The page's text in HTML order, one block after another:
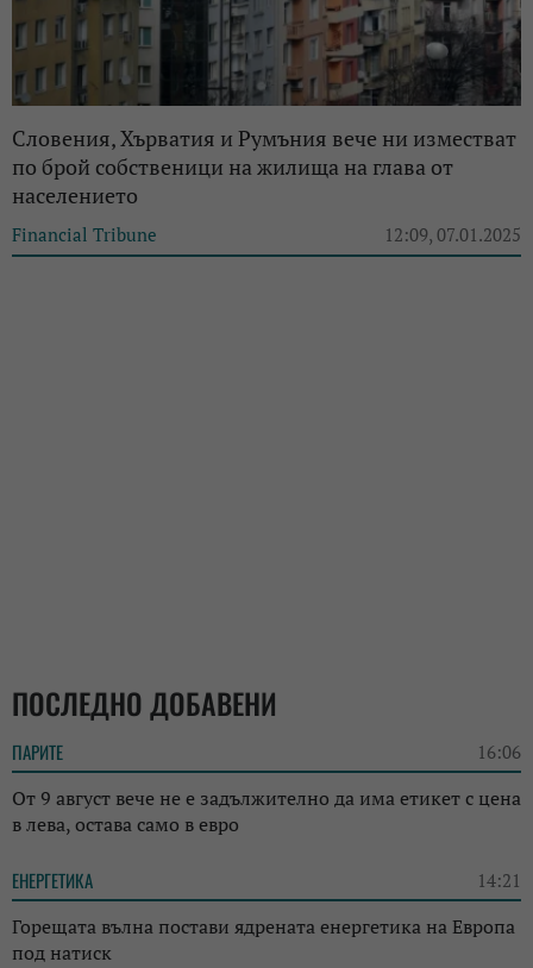
Словения, Хърватия и Румъния вече ни изместват
по брой собственици на жилища на глава от
населението
Financial Tribune 12:09, 07.01.2025
ПОСЛЕДНО ДОБАВЕНИ
ПАРИТЕ 16:06
От 9 август вече не е задължително да има етикет с цена
в лева, остава само в евро
ЕНЕРГЕТИКА 14:21
Горещата вълна постави ядрената енергетика на Европа
под натиск